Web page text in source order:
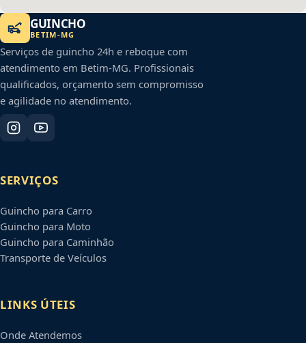
GUINCHO
BETIM-MG
Serviços de guincho 24h e reboque com
atendimento em Betim-MG. Profissionais
qualificados, orçamento sem compromisso
e agilidade no atendimento.
SERVIÇOS
Guincho para Carro
Guincho para Moto
Guincho para Caminhão
Transporte de Veículos
LINKS ÚTEIS
Onde Atendemos